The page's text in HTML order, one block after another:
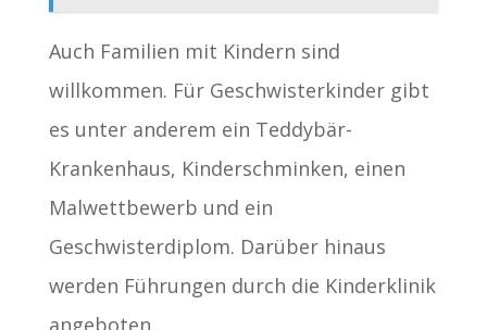
Auch Familien mit Kindern sind
willkommen. Für Geschwisterkinder gibt
es unter anderem ein Teddybär-
Krankenhaus, Kinderschminken, einen
Malwettbewerb und ein
Geschwisterdiplom. Darüber hinaus
werden Führungen durch die Kinderklinik